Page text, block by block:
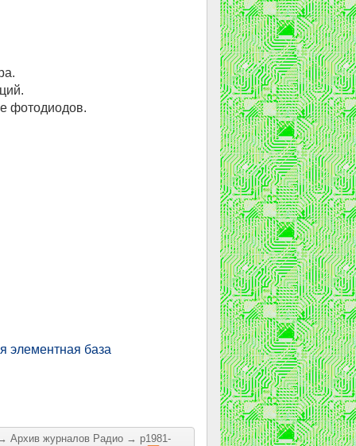
фотодиодов.
элементная база
Архив журналов Радио → р1981-